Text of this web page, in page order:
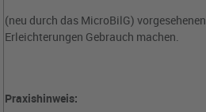
(neu durch das MicroBilG) vorgesehenen
Erleichterungen Gebrauch machen.
Praxishinweis: